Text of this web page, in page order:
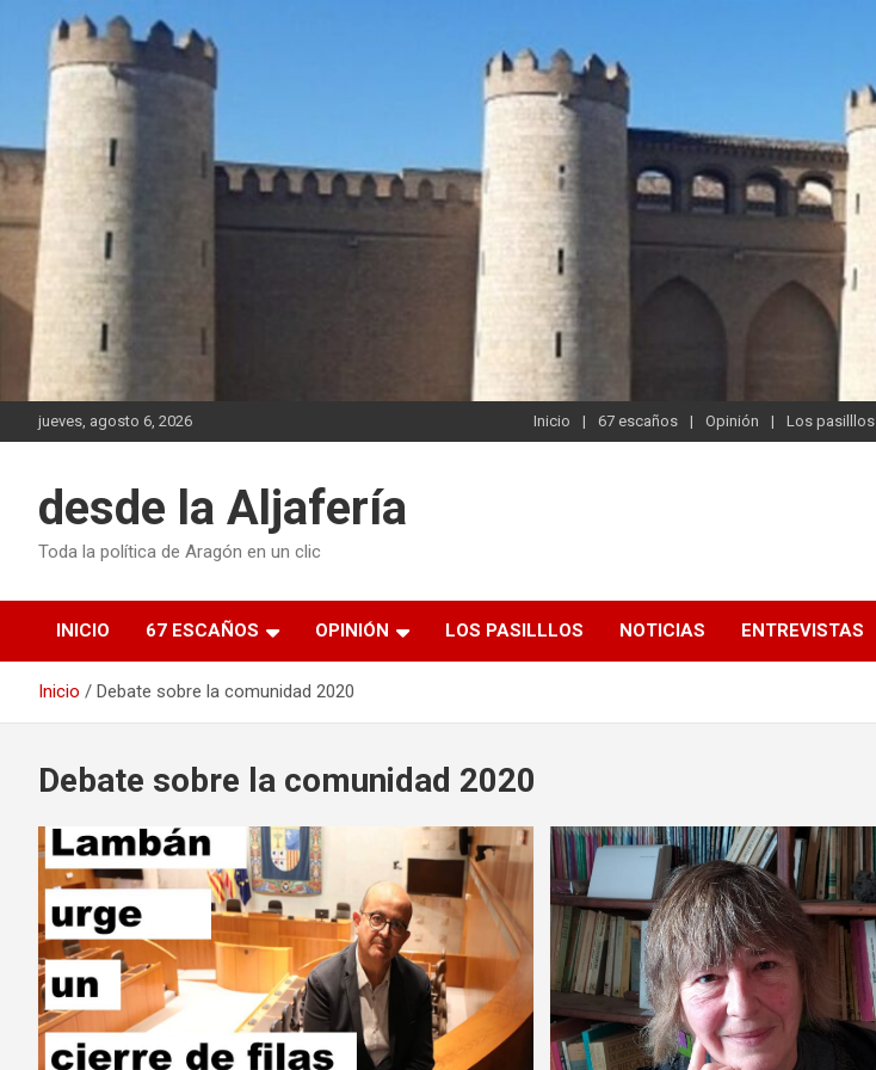
contenido
jueves, agosto 6, 2026 Inicio 67 escaños Opinión Los pasilllos
desde la Aljafería
Toda la política de Aragón en un clic
INICIO 67 ESCAÑOS OPINIÓN LOS PASILLLOS NOTICIAS ENTREVISTAS
Inicio Debate sobre la comunidad 2020
Debate sobre la comunidad 2020